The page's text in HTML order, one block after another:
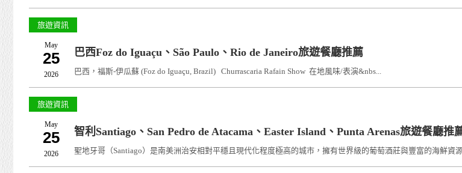
旅遊資訊
May
25
2026
巴西Foz do Iguaçu、São Paulo、Rio de Janeiro旅遊餐廳推薦
巴西，福斯-伊瓜蘇 (Foz do Iguaçu, Brazil) Churrascaria Rafain Show 在地風味/表演&nbs...
旅遊資訊
May
25
2026
智利Santiago、San Pedro de Atacama、Easter Island、Punta Arenas旅遊餐廳推
聖地牙哥（Santiago）是南美洲治安相對平穩且現代化程度極高的城市，擁有世界級的葡萄酒莊與豐富的海鮮